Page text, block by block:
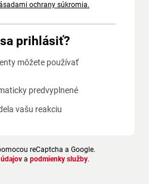
ochrany súkromia.
prihlásiť?
môžete používať
predvyplnené
vašu reakciu
reCaptcha a Google.
a podmienky služby.